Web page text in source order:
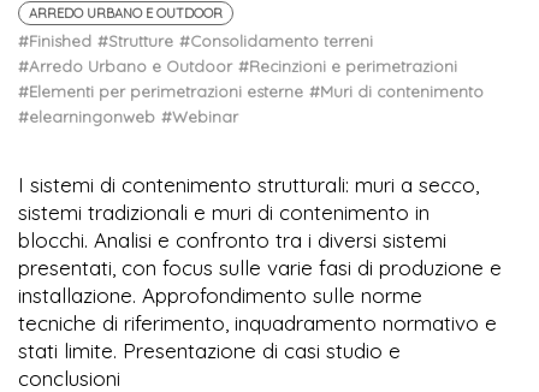
ARREDO URBANO E OUTDOOR
#Finished #Strutture #Consolidamento terreni
#Arredo Urbano e Outdoor #Recinzioni e perimetrazioni
#Elementi per perimetrazioni esterne #Muri di contenimento
#elearningonweb #Webinar
I sistemi di contenimento strutturali: muri a secco,
sistemi tradizionali e muri di contenimento in
blocchi. Analisi e confronto tra i diversi sistemi
presentati, con focus sulle varie fasi di produzione e
installazione. Approfondimento sulle norme
tecniche di riferimento, inquadramento normativo e
stati limite. Presentazione di casi studio e
conclusioni